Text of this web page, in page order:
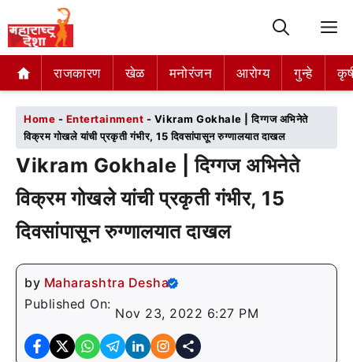
राजकारण खेळ मनोरंजन आरोग्य गुन्हे
राजकारण खेळ मनोरंजन आरोग्य गुन्हे
Home - Entertainment - Vikram Gokhale | दिग्गज अभिनेते
विक्रम गोखले यांची प्रकृती गंभीर, 15 दिवसांपासून रुग्णालयात दाखल
Vikram Gokhale | दिग्गज अभिनेते
विक्रम गोखले यांची प्रकृती गंभीर, 15
दिवसांपासून रुग्णालयात दाखल
by Maharashtra Desha
Published On:
Nov 23, 2022 6:27 PM